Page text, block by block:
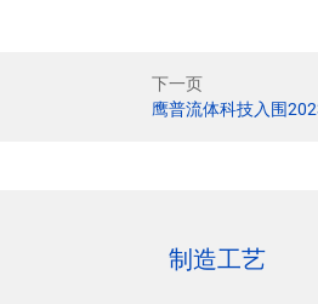
下一页
鹰普流体科技入围
制造工艺